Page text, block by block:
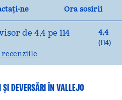
ne
Ora sosirii
4,4
(114)
ȘI DEVERSĂRI ÎN VALLEJO